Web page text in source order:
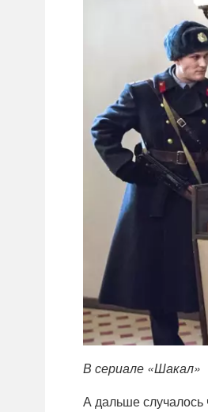
В сериале «Шакал»
А дальше случалось